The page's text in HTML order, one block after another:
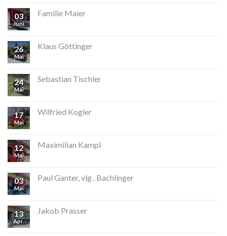
03
Juni
Familie Maier
26
Mai
Klaus Göttinger
24
Mai
Sebastian Tischler
17
Mai
Wilfried Kogler
12
Mai
Maximilian Kampl
03
Mai
Paul Ganter, vlg . Bachlinger
13
Apr.
Jakob Prasser